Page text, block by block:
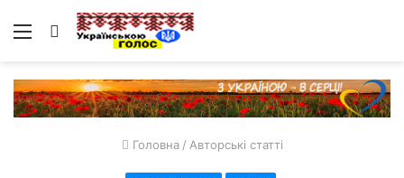
Меню Пошук
Головна / Авторські статті